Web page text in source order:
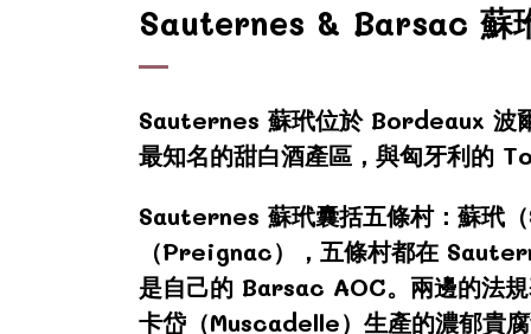
Sauternes & Barsac 蘇
Sauternes 蘇玳位於 Bordeaux 波
最知名的甜白酒產區，與匈牙利的
Sauternes 蘇玳囊括五條村：蘇玳
（Preignac），五條村都在
是自己的 Barsac AOC。兩邊的法
卡岱（Muscadelle）生產的濃郁貴